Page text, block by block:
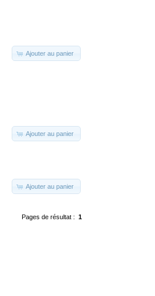
Ajouter au panier
Ajouter au panier
Ajouter au panier
Pages de résultat : 1